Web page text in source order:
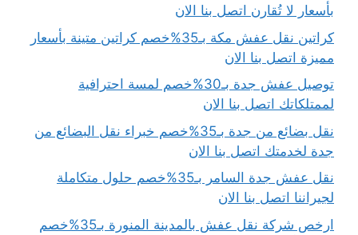
بأسعار لا تُقارن اتصل بنا الان
كراتين نقل عفش مكة بـ35%خصم كراتين متينة بأسعار
مميزة اتصل بنا الان
توصيل عفش جدة بـ30%خصم لمسة احترافية
لممتلكاتك اتصل بنا الان
نقل بضائع من جدة بـ35%خصم خبراء نقل البضائع من
جدة لخدمتك اتصل بنا الان
نقل عفش جدة السامر بـ35%خصم حلول متكاملة
لجيراننا اتصل بنا الان
ارخص شركة نقل عفش بالمدينة المنورة بـ35%خصم